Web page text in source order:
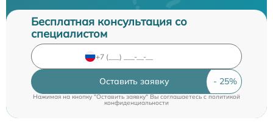
Бесплатная консультация со
специалистом
Оставить заявку
Нажимая на кнопку "Оставить заявку" Вы соглашаетесь c политикой
конфиденциальности